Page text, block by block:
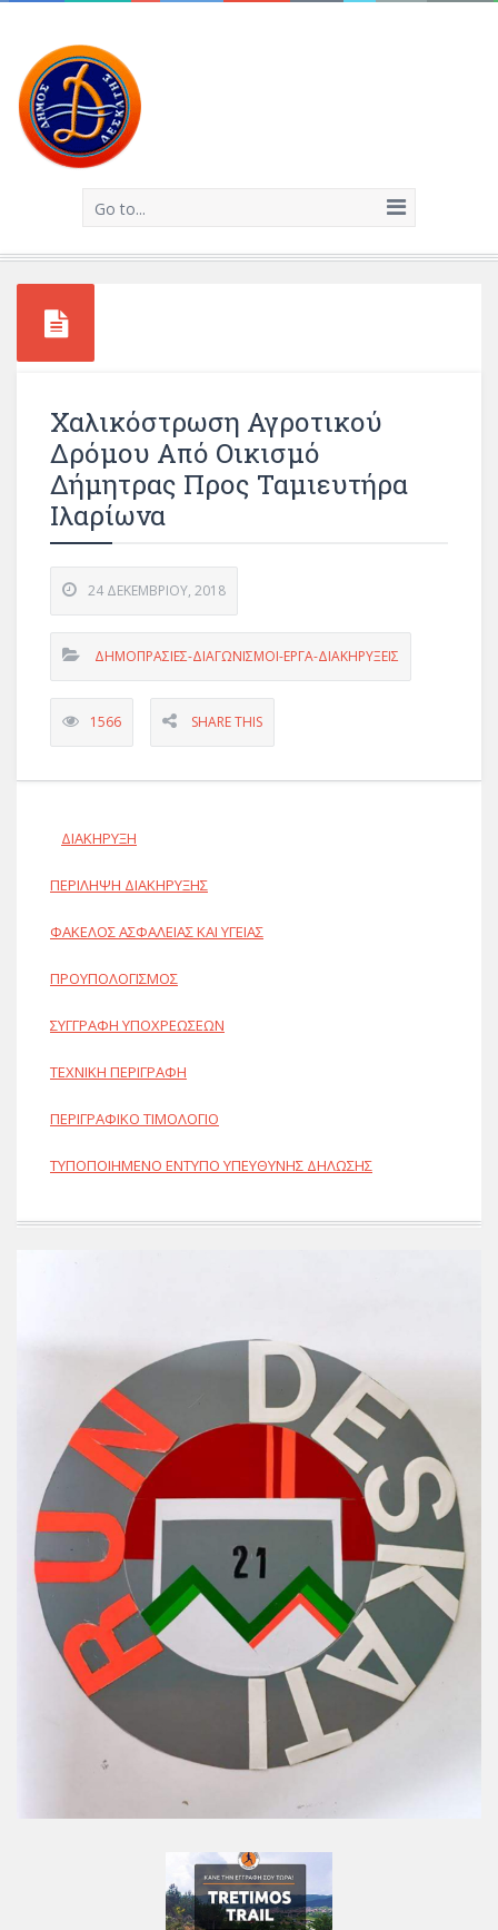
Go to...
Χαλικόστρωση Αγροτικού
Δρόμου Από Οικισμό
Δήμητρας Προς Ταμιευτήρα
Ιλαρίωνα
24 ΔΕΚΕΜΒΡΊΟΥ, 2018
ΔΗΜΟΠΡΑΣΙΕΣ-ΔΙΑΓΩΝΙΣΜΟΙ-ΕΡΓΑ-ΔΙΑΚΗΡΥΞΕΙΣ
1566 SHARE THIS
ΔΙΑΚΗΡΥΞΗ
ΠΕΡΙΛΗΨΗ ΔΙΑΚΗΡΥΞΗΣ
ΦΑΚΕΛΟΣ ΑΣΦΑΛΕΙΑΣ ΚΑΙ ΥΓΕΙΑΣ
ΠΡΟΥΠΟΛΟΓΙΣΜΟΣ
ΣΥΓΓΡΑΦΗ ΥΠΟΧΡΕΩΣΕΩΝ
ΤΕΧΝΙΚΗ ΠΕΡΙΓΡΑΦΗ
ΠΕΡΙΓΡΑΦΙΚΟ ΤΙΜΟΛΟΓΙΟ
ΤΥΠΟΠΟΙΗΜΕΝΟ ΕΝΤΥΠΟ ΥΠΕΥΘΥΝΗΣ ΔΗΛΩΣΗΣ